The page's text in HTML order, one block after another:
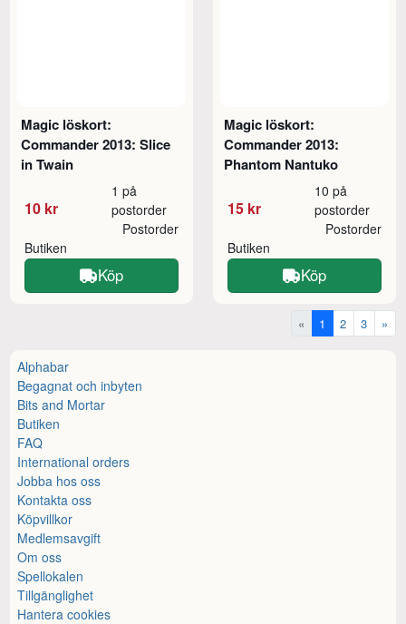
Magic löskort:
Commander 2013: Slice
in Twain
10 kr
1 på
postorder
Butiken
Postorder
Köp
Magic löskort:
Commander 2013:
Phantom Nantuko
15 kr
10 på
postorder
Butiken
Postorder
Köp
« 1 2 3 »
Alphabar
Begagnat och inbyten
Bits and Mortar
Butiken
FAQ
International orders
Jobba hos oss
Kontakta oss
Köpvillkor
Medlemsavgift
Om oss
Spellokalen
Tillgänglighet
Hantera cookies